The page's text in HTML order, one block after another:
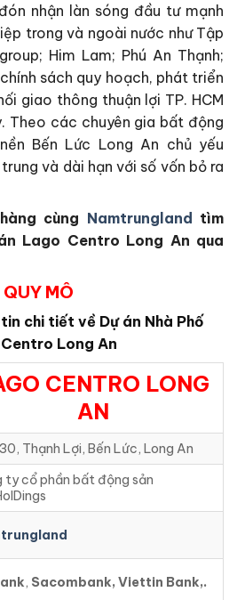
nhận làn sóng đầu tư mạnh
trong và ngoài nước như Tập
Him Lam; Phú An Thạnh;
sách quy hoạch, phát triển
giao thông thuận lợi TP. HCM
Theo các chuyên gia bất động
Bến Lức Long An chủ yếu
và dài hạn với số vốn bỏ ra
cùng Namtrungland tìm
Lago Centro Long An qua
QUY MÔ
chi tiết về Dự án Nhà Phố
Long An
CENTRO LONG
AN
Thạnh Lợi, Bến Lức, Long An
ty cổ phần bất động sản
, Sacombank, Viettin Bank,.